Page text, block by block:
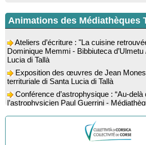
Animations des Médiathèques
Dominique Memmi - Bibbiuteca d’Ulmetu
Lucia di Tallà
territuriale di Santa Lucia di Tallà
l’astrophysicien Paul Guerrini -
Bicchisgià
Exposition des œuvres de Dominique
"Racines, peintures acryliques et
territuriale di Santa Lucia di Tallà